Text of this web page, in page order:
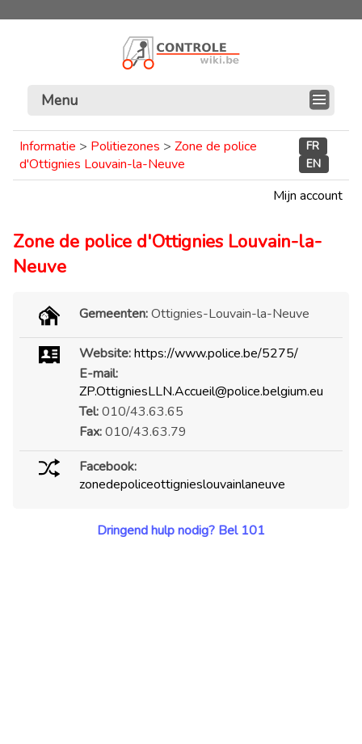
Menu
Informatie > Politiezones > Zone de police
d'Ottignies Louvain-la-Neuve
FR
EN
Mijn account
Zone de police d'Ottignies Louvain-la-
Neuve
Gemeenten:Ottignies-Louvain-la-Neuve
Website:https://www.police.be/5275/
E-mail:
ZP.OttigniesLLN.Accueil@police.belgium.eu
Tel:010/43.63.65
Fax:010/43.63.79
Facebook:
zonedepoliceottignieslouvainlaneuve
Dringend hulp nodig? Bel 101